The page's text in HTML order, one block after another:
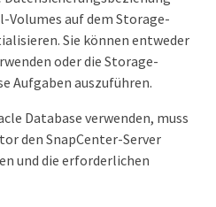
Volumes auf dem Storage-
Sie können entweder
oder die Storage-
Aufgaben auszuführen.
Database verwenden, muss
den SnapCenter-Server
und die erforderlichen